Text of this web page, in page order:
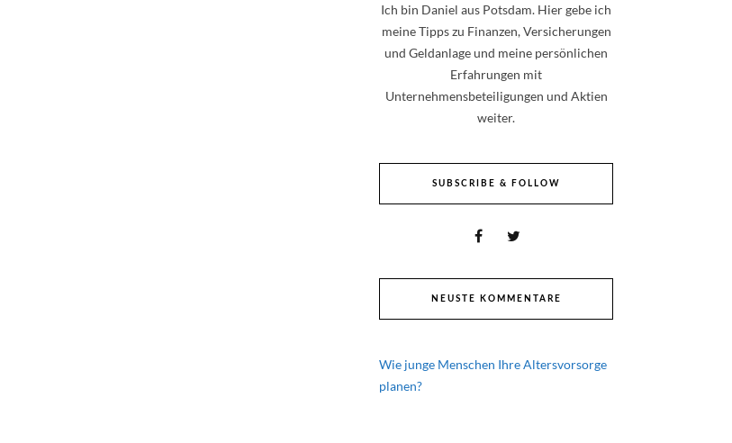
Ich bin Daniel aus Potsdam. Hier gebe ich
meine Tipps zu Finanzen, Versicherungen
und Geldanlage und meine persönlichen
Erfahrungen mit
Unternehmensbeteiligungen und Aktien
weiter.
SUBSCRIBE & FOLLOW
NEUSTE KOMMENTARE
Wie junge Menschen Ihre Altersvorsorge
planen?